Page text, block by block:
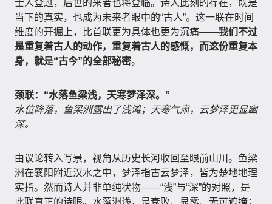
士人登过，后世的来者也将登临。诗人此刻的存在，既是
当下的真实，也成为未来者眼中的“古人”。这一联在时间
维度的开掘上，比首联更为具体也更为沉痛——我们不过
是重复着古人的动作，重复着古人的感慨，而这份重复本
身，就是“古今”的全部秘密。
颈联：“水落鱼梁浅，天寒梦泽深。”
水位降落，鱼梁洲露出了浅滩；天寒气肃，云梦泽更显幽
深。
由议论转入写景，视角从历史长河收回至眼前山川。鱼梁
洲在襄阳附近汉水之中，梦泽指古云梦泽，皆为楚地地理
实指。然而诗人并非单纯状物——“浅”与“深”的对照，是
此联真正的诗眼。水落洲浅，是衰败、显露、无可遮掩；